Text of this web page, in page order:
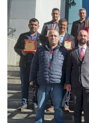
Ulusalhaber
Siyaset
Ekonomi
Spor
SAĞLIK